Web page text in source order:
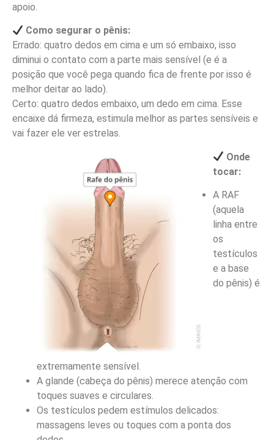
apoio.
Como segurar o pênis:
Errado: quatro dedos em cima e um só embaixo, isso
diminui o contato com a parte mais sensível (e é a
posição que você pega quando fica de frente por isso é
melhor deitar ao lado).
Certo: quatro dedos embaixo, um dedo em cima. Esse
encaixe dá firmeza, estimula melhor as partes sensíveis e
vai fazer ele ver estrelas.
Onde
tocar:
A RAF
(aquela
linha entre
os
testículos
e a base
do pênis) é
extremamente sensível.
A glande (cabeça do pênis) merece atenção com
toques suaves e circulares.
Os testículos pedem estímulos delicados:
massagens leves ou toques com a ponta dos